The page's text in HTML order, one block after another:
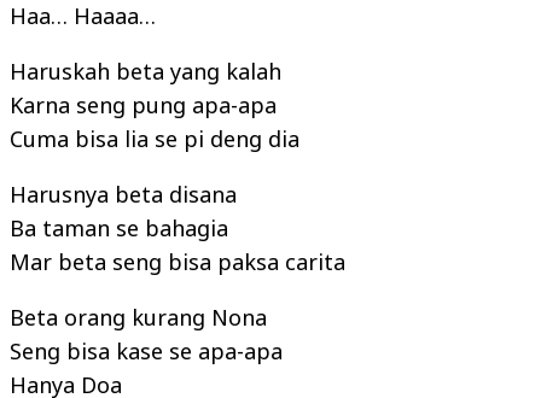
Haa… Haaaa…
Haruskah beta yang kalah
Karna seng pung apa-apa
Cuma bisa lia se pi deng dia
Harusnya beta disana
Ba taman se bahagia
Mar beta seng bisa paksa carita
Beta orang kurang Nona
Seng bisa kase se apa-apa
Hanya Doa